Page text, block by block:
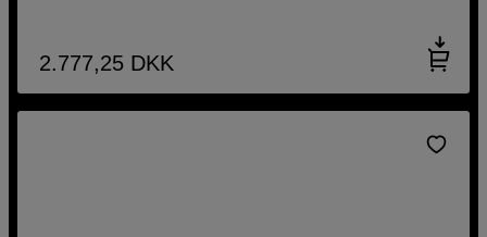
2.777,25 DKK